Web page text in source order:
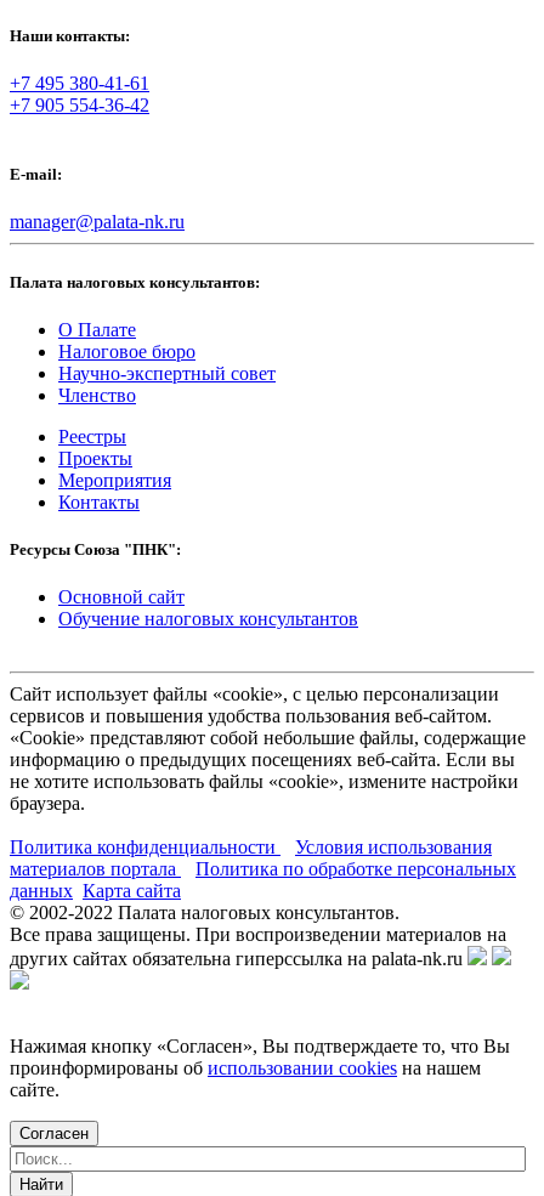
Наши контакты:
+7 495 380-41-61
+7 905 554-36-42
E-mail:
manager@palata-nk.ru
Палата налоговых консультантов:
О Палате
Налоговое бюро
Научно-экспертный совет
Членство
Реестры
Проекты
Мероприятия
Контакты
Ресурсы Союза "ПНК":
Основной сайт
Обучение налоговых консультантов
Сайт использует файлы «cookie», с целью персонализации
сервисов и повышения удобства пользования веб-сайтом.
«Cookie» представляют собой небольшие файлы, содержащие
информацию о предыдущих посещениях веб-сайта. Если вы
не хотите использовать файлы «cookie», измените настройки
браузера.
Политика конфиденциальности
Условия использования
материалов портала
Политика по обработке персональных
данных Карта сайта
© 2002-2022 Палата налоговых консультантов.
Все права защищены. При воспроизведении материалов на
других сайтах обязательна гиперссылка на palata-nk.ru
Нажимая кнопку «Согласен», Вы подтверждаете то, что Вы
проинформированы об использовании cookies на нашем
сайте.
Согласен